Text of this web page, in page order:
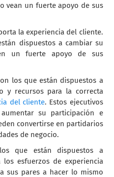
vean un fuerte apoyo de sus
la experiencia del cliente.
dispuestos a cambiar su
un fuerte apoyo de sus
los que están dispuestos a
y recursos para la correcta
del cliente. Estos ejecutivos
su participación e
convertirse en partidarios
de negocio.
que están dispuestos a
esfuerzos de experiencia
sus pares a hacer lo mismo